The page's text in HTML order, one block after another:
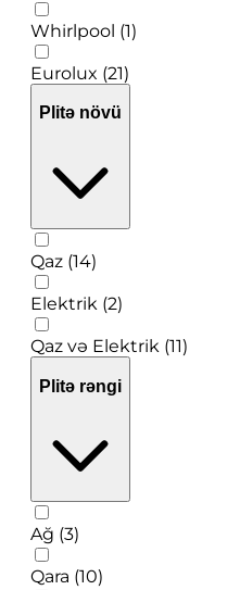
Whirlpool (1)
Eurolux (21)
Plitə növü
Qaz (14)
Elektrik (2)
Qaz və Elektrik (11)
Plitə rəngi
Ağ (3)
Qara (10)